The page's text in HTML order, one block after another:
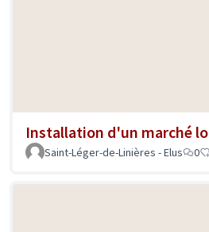
Installation d'un marché
Saint-Léger-de-Linières - Elus
0